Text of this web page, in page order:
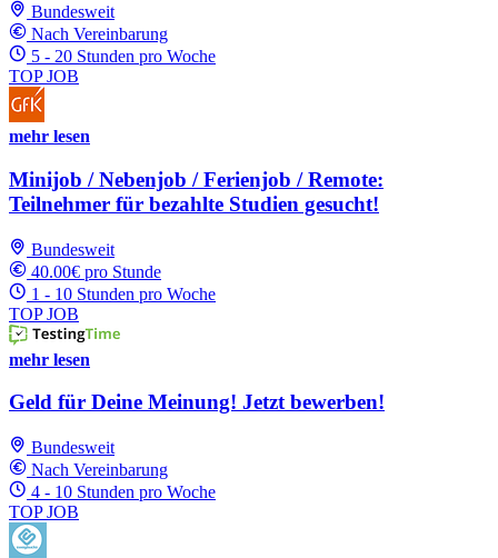
Bundesweit
Nach Vereinbarung
5 - 20 Stunden pro Woche
TOP JOB
mehr lesen
Minijob / Nebenjob / Ferienjob / Remote:
Teilnehmer für bezahlte Studien gesucht!
Bundesweit
40.00€ pro Stunde
1 - 10 Stunden pro Woche
TOP JOB
mehr lesen
Geld für Deine Meinung! Jetzt bewerben!
Bundesweit
Nach Vereinbarung
4 - 10 Stunden pro Woche
TOP JOB